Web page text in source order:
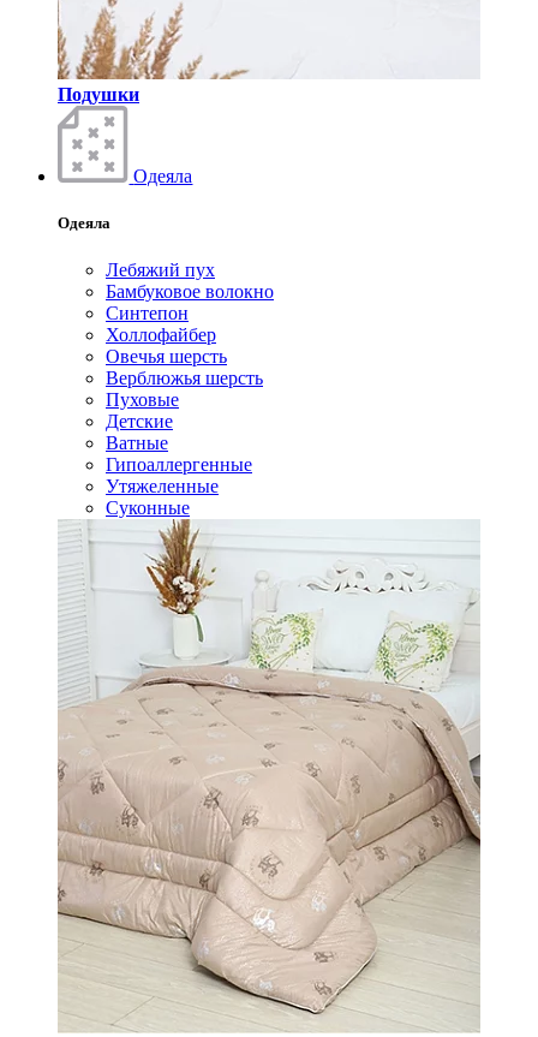
Подушки
Одеяла
Одеяла
Лебяжий пух
Бамбуковое волокно
Синтепон
Холлофайбер
Овечья шерсть
Верблюжья шерсть
Пуховые
Детские
Ватные
Гипоаллергенные
Утяжеленные
Суконные